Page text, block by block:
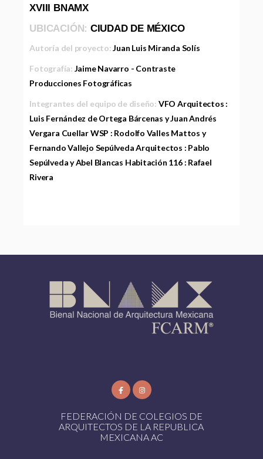
XVIII BNAMX
UBICACIÓN: CIUDAD DE MÉXICO
Autoría del proyecto:Juan Luis Miranda Solís
Fotografía: Jaime Navarro - Contraste
Producciones Fotográficas
Integrantes del equipo de diseño: VFO Arquitectos :
Luis Fernández de Ortega Bárcenas y Juan Andrés
Vergara Cuellar WSP : Rodolfo Valles Mattos y
Fernando Vallejo Sepúlveda Arquitectos : Pablo
Sepúlveda y Abel Blancas Habitación 116 : Rafael
Rivera
FEDERACIÓN DE COLEGIOS DE
ARQUITECTOS DE LA REPUBLICA
MEXICANA AC